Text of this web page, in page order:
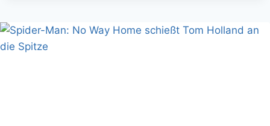
DASS